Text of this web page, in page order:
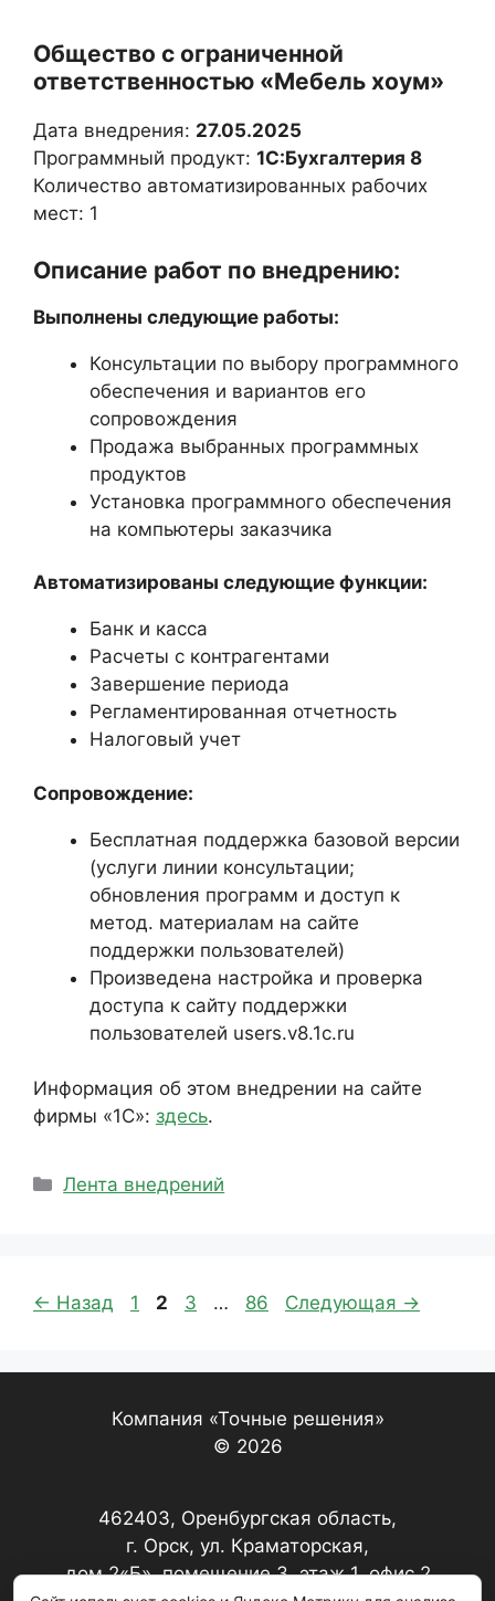
Общество с ограниченной
ответственностью «Мебель хоум»
Дата внедрения: 27.05.2025
Программный продукт: 1С:Бухгалтерия 8
Количество автоматизированных рабочих
мест: 1
Описание работ по внедрению:
Выполнены следующие работы:
Консультации по выбору программного
обеспечения и вариантов его
сопровождения
Продажа выбранных программных
продуктов
Установка программного обеспечения
на компьютеры заказчика
Автоматизированы следующие функции:
Банк и касса
Расчеты с контрагентами
Завершение периода
Регламентированная отчетность
Налоговый учет
Сопровождение:
Бесплатная поддержка базовой версии
(услуги линии консультации;
обновления программ и доступ к
метод. материалам на сайте
поддержки пользователей)
Произведена настройка и проверка
доступа к сайту поддержки
пользователей users.v8.1c.ru
Информация об этом внедрении на сайте
фирмы «1С»: здесь.
Рубрики
Лента внедрений
← Назад Страница
1 Страница
2 Страница
3 … Страница
86 Следующая →
Компания «Точные решения»
© 2026
462403, Оренбургская область,
г. Орск, ул. Краматорская,
дом 2«Б», помещение 3, этаж 1, офис 2